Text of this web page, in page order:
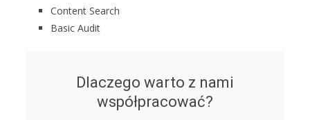
Content Search
Basic Audit
Dlaczego warto z nami
współpracować?